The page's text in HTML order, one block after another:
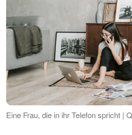
Eine Frau, die in ihr Telefon spricht |